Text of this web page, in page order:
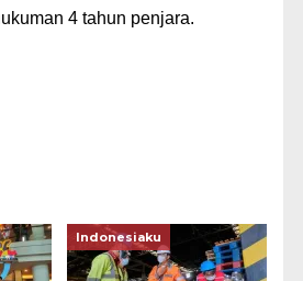
4 tahun penjara.
Indonesiaku